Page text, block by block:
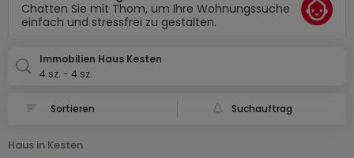
Chatten Sie mit Thom, um Ihre Wohnungssuche
einfach und stressfrei zu gestalten.
Immobilien Haus Kesten
4 sz. - 4 sz.
Suchauftrag
Haus in Kesten